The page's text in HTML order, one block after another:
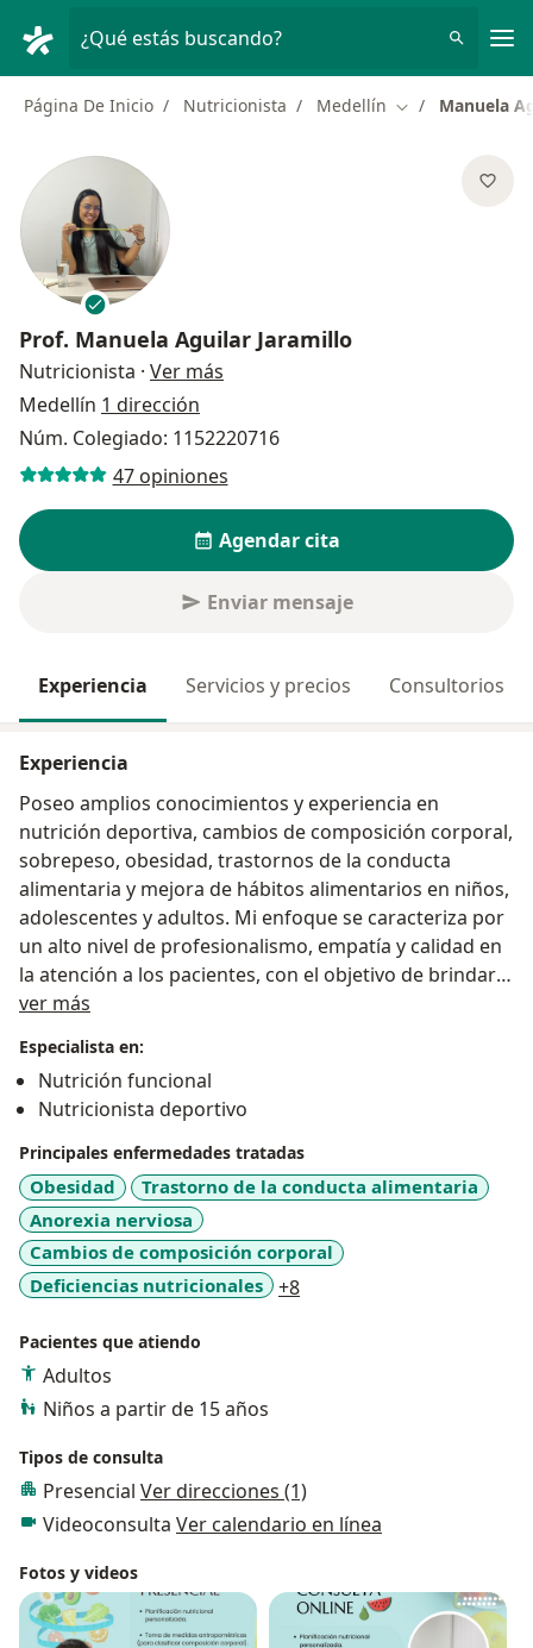
¿Qué estás buscando?
Página De Inicio Nutricionista Medellín Cambiar de
Manuela
Prof. Manuela Aguilar Jaramillo
Nutricionista · Ver más
Medellín 1 dirección
Núm. Colegiado: 1152220716
47 opiniones
Agendar cita
Enviar mensaje
Experiencia Servicios y precios Consultorios
Experiencia
Poseo amplios conocimientos y experiencia en
nutrición deportiva, cambios de composición corporal,
sobrepeso, obesidad, trastornos de la conducta
alimentaria y mejora de hábitos alimentarios en niños,
adolescentes y adultos. Mi enfoque se caracteriza por
un alto nivel de profesionalismo, empatía y calidad en
la atención a los pacientes, con el objetivo de brindar
bienestar a todas las personas que acuden a mi
ver más
Especialista en:
Nutrición funcional
Nutricionista deportivo
Principales enfermedades tratadas
Obesidad
Trastorno de la conducta alimentaria
Anorexia nerviosa
Cambios de composición corporal
Deficiencias nutricionales
+8a11y_sr_more_diseases
Pacientes que atiendo
Adultos
Niños a partir de 15 años
Tipos de consulta
Presencial Ver direcciones (1)
Videoconsulta Ver calendario en línea
Fotos y videos